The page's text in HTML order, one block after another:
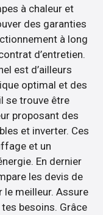
à chaleur et
des garanties
à long
d’entretien.
est d’ailleurs
optimal et des
se trouve être
proposant des
et inverter. Ces
et un
En dernier
les devis de
meilleur. Assure
besoins. Grâce